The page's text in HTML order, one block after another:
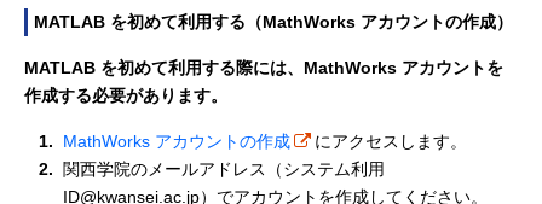
MATLAB を初めて利用する（MathWorks アカウントの作成）
MATLAB を初めて利用する際には、MathWorks アカウントを
作成する必要があります。
MathWorks アカウントの作成
にアクセスします。
関西学院のメールアドレス（システム利用
ID@kwansei.ac.jp）でアカウントを作成してください。